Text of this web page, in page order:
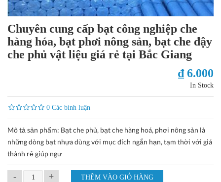
Chuyên cung cấp bạt công nghiệp che
hàng hóa, bạt phơi nông sản, bạt che đậy
che phủ vật liệu giá rẻ tại Bắc Giang
₫ 6.000
In Stock
0 Các bình luận
Mô tả sản phẩm: Bạt che phủ, bạt che hàng hoá, phơi nông sản là
những dòng bạt nhựa dùng với mục đích ngắn hạn, tạm thời với giá
thành rẻ giúp ngư
- +